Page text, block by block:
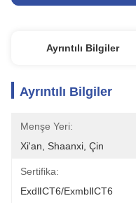
Ayrıntılı Bilgiler
Ayrıntılı Bilgiler
Menşe Yeri:
Xi'an, Shaanxi, Çin
Sertifika:
ExdⅡCT6/ExmbⅡCT6